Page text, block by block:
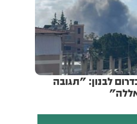
לחברי וחברות הכנסת ולפעילות
ולפעילי המפלגה על השותפות,
האמון והעבודה המשותפת
מדינת ישראל. אני מאחל הצלחה
רבה ליש עתיד ולמפלגת ביחד,
שימשיכו לפעול בנחישות למען
אזרחי מדינת ישראל.
לבנון: "תגובה